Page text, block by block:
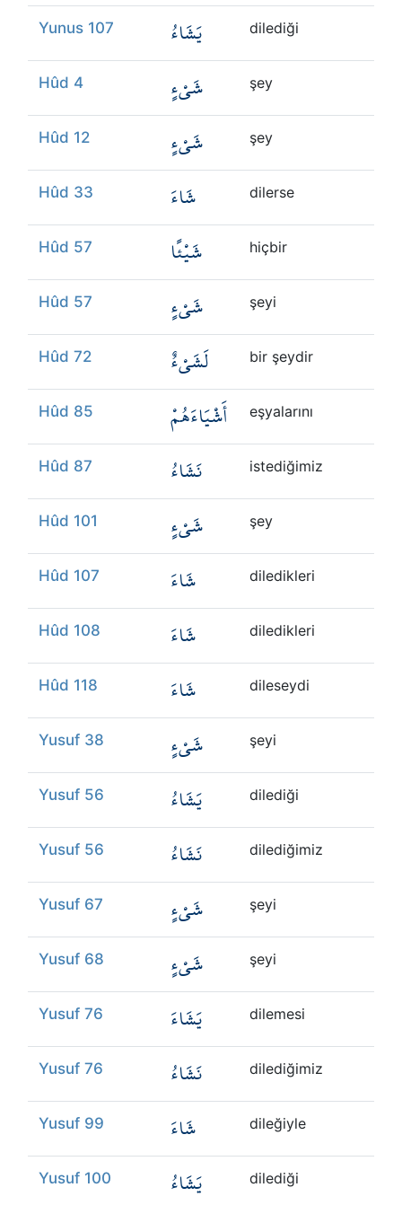
Yunus 107 يَشَاءُ dilediği
Hûd 4 شَيْءٍ şey
Hûd 12 شَيْءٍ şey
Hûd 33 شَاءَ dilerse
Hûd 57 شَيْئًا hiçbir
Hûd 57 شَيْءٍ şeyi
Hûd 72 لَشَيْءٌ bir şeydir
Hûd 85 أَشْيَاءَهُمْ eşyalarını
Hûd 87 نَشَاءُ istediğimiz
Hûd 101 شَيْءٍ şey
Hûd 107 شَاءَ diledikleri
Hûd 108 شَاءَ diledikleri
Hûd 118 شَاءَ dileseydi
Yusuf 38 شَيْءٍ şeyi
Yusuf 56 يَشَاءُ dilediği
Yusuf 56 نَشَاءُ dilediğimiz
Yusuf 67 شَيْءٍ şeyi
Yusuf 68 شَيْءٍ şeyi
Yusuf 76 يَشَاءَ dilemesi
Yusuf 76 نَشَاءُ dilediğimiz
Yusuf 99 شَاءَ dileğiyle
Yusuf 100 يَشَاءُ dilediği